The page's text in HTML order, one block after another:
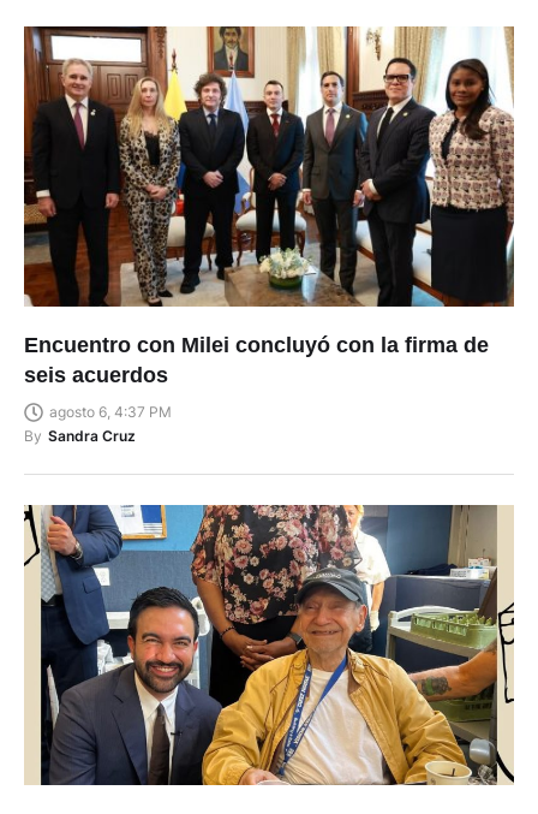
Encuentro con Milei concluyó con la firma de
seis acuerdos
agosto 6, 4:37 PM
By Sandra Cruz